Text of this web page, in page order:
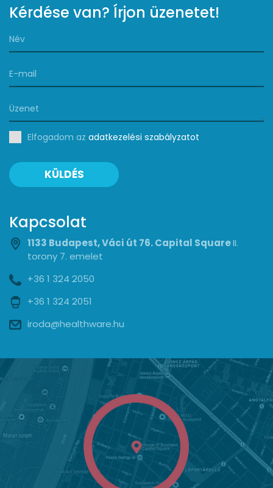
Kérdése van? Írjon üzenetet!
Elfogadom az adatkezelési szabályzatot
KÜLDÉS
Kapcsolat
1133 Budapest, Váci út 76. Capital SquareII.
torony 7. emelet
+36 1 324 2050
+36 1 324 2051
iroda@healthware.hu